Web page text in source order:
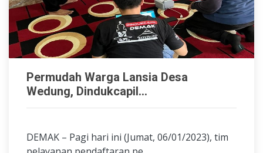
Permudah Warga Lansia Desa
Wedung, Dindukcapil...
DEMAK – Pagi hari ini (Jumat, 06/01/2023), tim